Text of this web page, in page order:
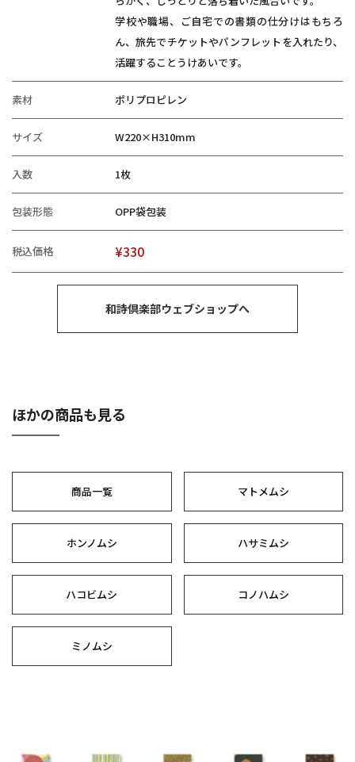
学校や職場、ご自宅での書類の仕分けはもちろ
ん、旅先でチケットやパンフレットを入れたり、
活躍することうけあいです。
素材 ポリプロピレン
サイズ W220×H310mm
入数 1枚
包装形態 OPP袋包装
税込価格 ¥330
和詩倶楽部ウェブショップへ
ほかの商品も見る
商品一覧 マトメムシ
ホンノムシ ハサミムシ
ハコビムシ コノハムシ
ミノムシ